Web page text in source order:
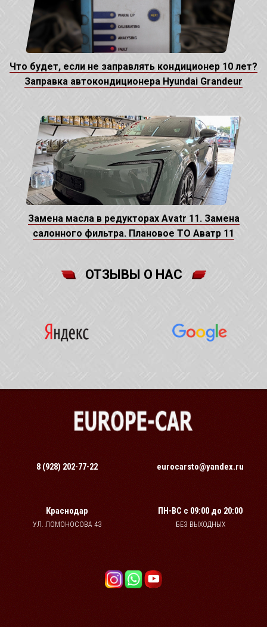
Что будет, если не заправлять кондиционер 10 лет?
Заправка автокондиционера Hyundai Grandeur
Замена масла в редукторах Avatr 11. Замена
салонного фильтра. Плановое ТО Аватр 11
ОТЗЫВЫ О НАС
8 (928) 202-77-22 eurocarsto@yandex.ru
Краснодар
УЛ. ЛОМОНОСОВА 43
ПН-ВС с 09:00 до 20:00
БЕЗ ВЫХОДНЫХ